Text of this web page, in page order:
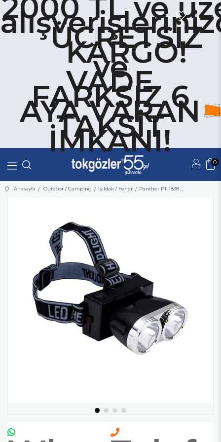
2000 TL ve
ÜCRETSİZ
KARGO!
ve
VADE
FARKSIZ 6
AYA VARAN
TAKSİT
İMKANI!
0
Üye Girişi Üye Ol
Anasayfa Outdoor / Camping Işıldak / Fener Panther PT-1838 Şarjlı Kafa Feneri 1W Sarı/Beyaz